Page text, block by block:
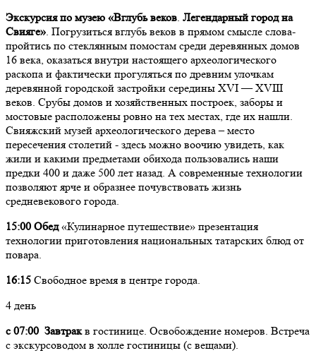
Экскурсия по музею «Вглубь веков. Легендарный город на
Свияге». Погрузиться вглубь веков в прямом смысле слова-
пройтись по стеклянным помостам среди деревянных домов
16 века, оказаться внутри настоящего археологического
раскопа и фактически прогуляться по древним улочкам
деревянной городской застройки середины XVI — XVIII
веков. Срубы домов и хозяйственных построек, заборы и
мостовые расположены ровно на тех местах, где их нашли.
Свияжский музей археологического дерева – место
пересечения столетий - здесь можно воочию увидеть, как
жили и какими предметами обихода пользовались наши
предки 400 и даже 500 лет назад. А современные технологии
позволяют ярче и образнее почувствовать жизнь
средневекового города.
15:00 Обед«Кулинарное путешествие» презентация
технологии приготовления национальных татарских блюд от
повара.
16:15 Свободное время в центре города.
4 день
с 07:00 Завтракв гостинице. Освобождение номеров. Встреча
с экскурсоводом в холле гостиницы (с вещами).